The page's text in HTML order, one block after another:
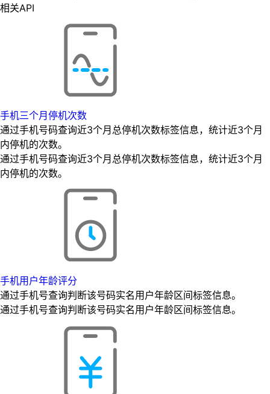
相关API
手机三个月停机次数
通过手机号码查询近3个月总停机次数标签信息，统计近3个月
内停机的次数。
通过手机号码查询近3个月总停机次数标签信息，统计近3个月
内停机的次数。
手机用户年龄评分
通过手机号查询判断该号码实名用户年龄区间标签信息。
通过手机号查询判断该号码实名用户年龄区间标签信息。